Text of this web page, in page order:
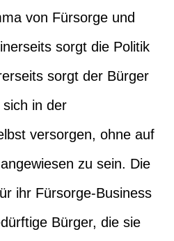
von Fürsorge und
sorgt die Politik
sorgt der Bürger
in der
versorgen, ohne auf
zu sein. Die
ihr Fürsorge-Business
Bürger, die sie